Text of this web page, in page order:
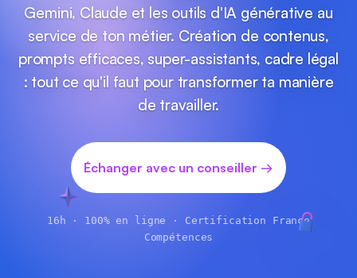
Gemini, Claude et les outils d'IA générative au
service de ton métier. Création de contenus,
prompts efficaces, super-assistants, cadre légal
: tout ce qu'il faut pour transformer ta manière
de travailler.
Échanger avec un conseiller →
16h · 100% en ligne · Certification France
Compétences